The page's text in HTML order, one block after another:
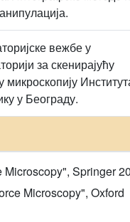
вежбе у
за скенирајућу
микроскопију
у Београду.
Springer
Microscopy", Oxford